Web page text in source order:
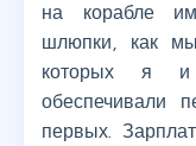
на корабле
шлюпки, как
которых я
обеспечивали
первых.